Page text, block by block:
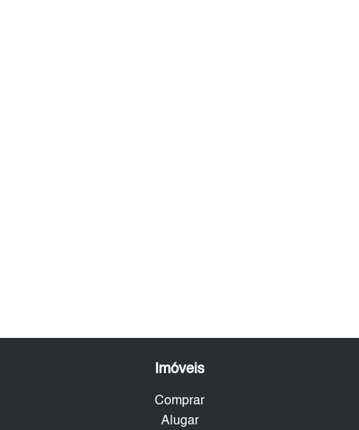
Imóveis
Comprar
Alugar